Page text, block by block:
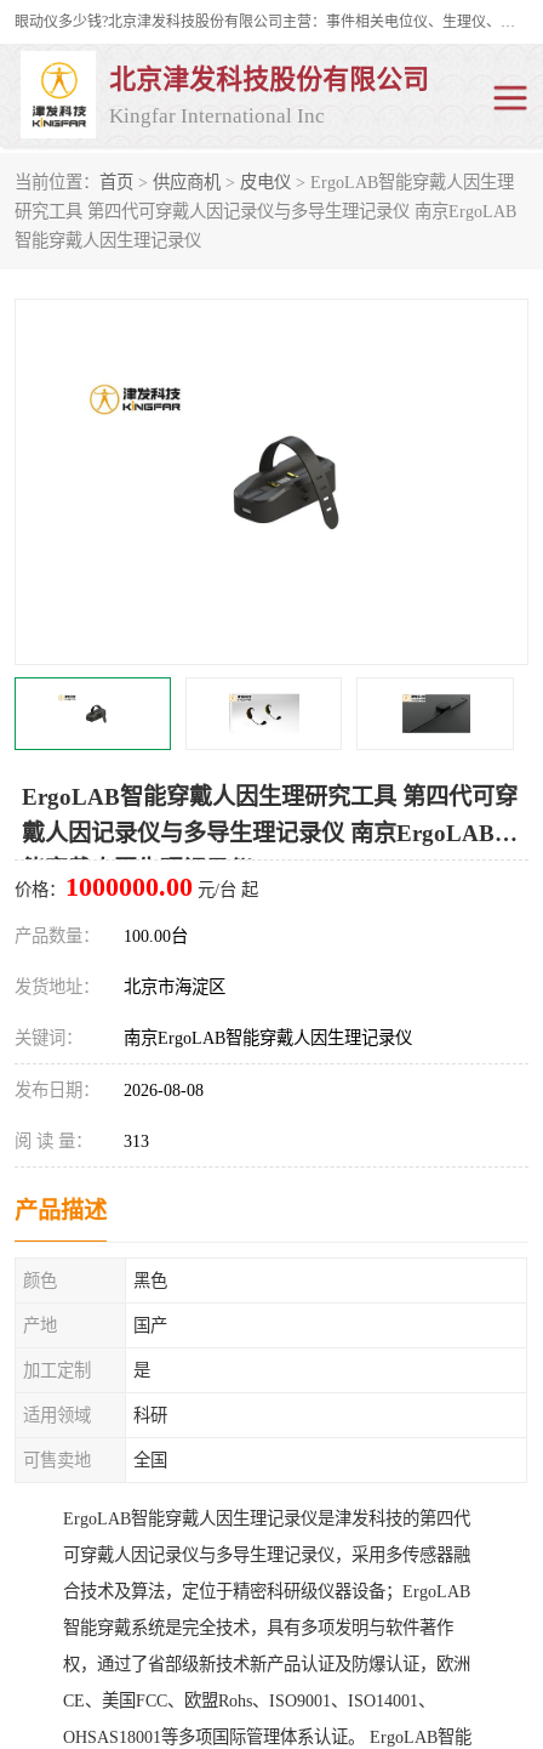
眼动仪多少钱?北京津发科技股份有限公司主营：事件相关电位仪、生理仪、肌电仪、脑电仪、皮电仪、眼动仪；是国家级高新技术企业、科技部认定的科技型中小企业和中关村高新技术企业，具备保密资格，具备自主进出口经营权；自主研发技术、产品与服务荣获多项省部级科学技术奖励、国家发明专利、国家软件著作权和省部级新技术新产品（服务）认证。
北京津发科技股份有限公司
Kingfar International Inc
当前位置： 首页 > 供应商机 > 皮电仪 > ErgoLAB智能穿戴人因生理
研究工具 第四代可穿戴人因记录仪与多导生理记录仪 南京ErgoLAB
智能穿戴人因生理记录仪
ErgoLAB智能穿戴人因生理研究工具 第四代可穿
戴人因记录仪与多导生理记录仪 南京ErgoLAB智
价格： 1000000.00 元/台 起
产品数量： 100.00台
发货地址： 北京市海淀区
关键词： 南京ErgoLAB智能穿戴人因生理记录仪
发布日期： 2026-08-08
阅 读 量： 313
产品描述
颜色 黑色
产地 国产
加工定制 是
适用领域 科研
可售卖地 全国
ErgoLAB智能穿戴人因生理记录仪是津发科技的第四代
可穿戴人因记录仪与多导生理记录仪，采用多传感器融
合技术及算法，定位于精密科研级仪器设备；ErgoLAB
智能穿戴系统是完全技术，具有多项发明与软件著作
权，通过了省部级新技术新产品认证及防爆认证，欧洲
CE、美国FCC、欧盟Rohs、ISO9001、ISO14001、
OHSAS18001等多项国际管理体系认证。 ErgoLAB智能
皮电仪 脑电仪
行为观察与表情分析
人机交互实验室
神经营销与消费行为实验 车俩与驾驶模拟